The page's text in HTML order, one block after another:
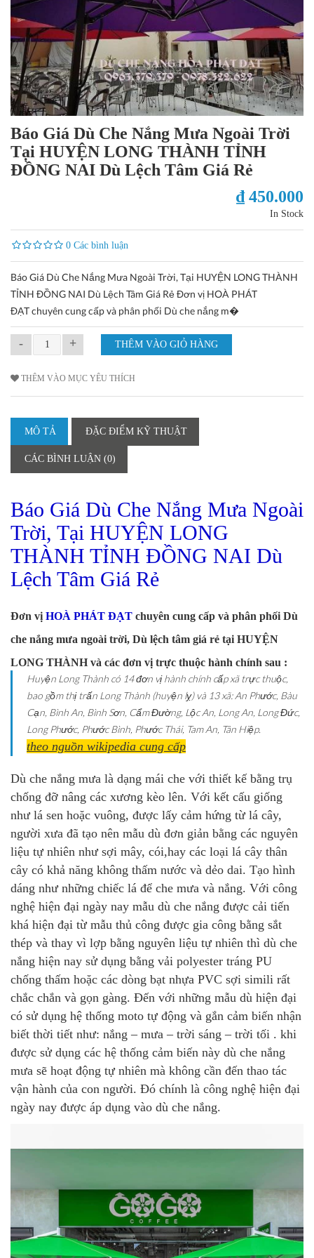
Báo Giá Dù Che Nắng Mưa Ngoài Trời
Tại HUYỆN LONG THÀNH TỈNH
ĐỒNG NAI Dù Lệch Tâm Giá Rẻ
₫ 450.000
In Stock
0 Các bình luận
Báo Giá Dù Che Nắng Mưa Ngoài Trời, Tại HUYỆN LONG THÀNH
TỈNH ĐỒNG NAI Dù Lệch Tâm Giá Rẻ Đơn vị HOÀ PHÁT
ĐẠT chuyên cung cấp và phân phối Dù che nắng m�
- +
THÊM VÀO MỤC YÊU THÍCH
MÔ TẢ ĐẶC ĐIỂM KỸ THUẬT
CÁC BÌNH LUẬN (0)
Báo Giá Dù Che Nắng Mưa Ngoài
Trời, Tại HUYỆN LONG
THÀNH TỈNH ĐỒNG NAI Dù
Lệch Tâm Giá Rẻ
Đơn vị HOÀ PHÁT ĐẠT chuyên cung cấp và phân phối Dù
che nắng mưa ngoài trời, Dù lệch tâm giá rẻ tại HUYỆN
LONG THÀNH và các đơn vị trực thuộc hành chính sau :
Huyện Long Thành có 14 đơn vị hành chính cấp xã trực thuộc,
bao gồm thị trấn Long Thành (huyện lỵ) và 13 xã: An Phước, Bàu
Cạn, Bình An, Bình Sơn, Cẩm Đường, Lộc An, Long An, Long Đức,
Long Phước, Phước Bình, Phước Thái, Tam An, Tân Hiệp.
theo nguồn wikipedia cung cấp
Dù che nắng mưa là dạng mái che với thiết kế bằng trụ
chống đỡ nâng các xương kèo lên. Với kết cấu giống
như lá sen hoặc vuông, được lấy cảm hứng từ lá cây,
người xưa đã tạo nên mẫu dù đơn giản bằng các nguyên
liệu tự nhiên như sợi mây, cói,hay các loại lá cây thân
cây có khả năng không thấm nước và dẻo dai. Tạo hình
dáng như những chiếc lá để che mưa và nắng. Với công
nghệ hiện đại ngày nay mẫu dù che nắng được cải tiến
khá hiện đại từ mẫu thủ công được gia công bằng sắt
thép và thay vì lợp bằng nguyên liệu tự nhiên thì dù che
nắng hiện nay sử dụng bằng vải polyester tráng PU
chống thấm hoặc các dòng bạt nhựa PVC sợi simili rất
chắc chắn và gọn gàng. Đến với những mẫu dù hiện đại
có sử dụng hệ thống moto tự động và gắn cảm biến nhận
biết thời tiết như: nắng – mưa – trời sáng – trời tối . khi
được sử dụng các hệ thống cảm biến này dù che nắng
mưa sẽ hoạt động tự nhiên mà không cần đến thao tác
vận hành của con người. Đó chính là công nghệ hiện đại
ngày nay được áp dụng vào dù che nắng.